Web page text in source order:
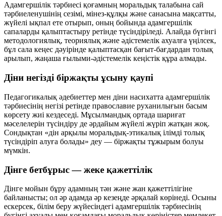
Адамгершілік тәрбиесі қоғамның моральдық талабына сай
тәрбиеленушінің сезімі, мінез-құлқы және санасына мақсатты,
жүйелі ықпал ете отырып, оның бойында адамгершілік
сапаларды қалыптастыру ретінде түсіндіріледі. Алайда бүгінгі
методологиялық, теориялық және әдістемелік ахуалға үңілсек,
бұл сала кеңес дәуірінде қалыптасқан бағыт-бағдардан толық
арылып, жаңаша ғылыми-әдістемелік кеңістік құра алмады.
Діни негізді біржақты ұсыну қаупі
Педагогикалық әдебиеттер мен діни насихатта адамгершілік
тәрбиесінің негізі ретінде православие руханилығын басым
көрсету жиі кездеседі. Мұсылмандық ортада шариғат
мәселелерін түсіндіру де әрдайым жүйелі жүріп жатқан жоқ.
Сондықтан «дін арқылы моральдық-этикалық ілімді толық
түсіндіріп алуға болады» деу — біржақты тұжырым болуы
мүмкін.
Дінге бетбұрыс — жеке қажеттілік
Дінге мойын бұру адамның тән және жан қажеттілігіне
байланысты; ол әр адамда әр кезеңде әрқалай көрінеді. Осыны
ескерсек, білім беру жүйесіндегі адамгершілік тәрбиесінің